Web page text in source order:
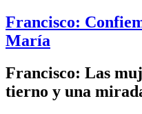
Francisco:
María
Francisco: Las
tierno y una